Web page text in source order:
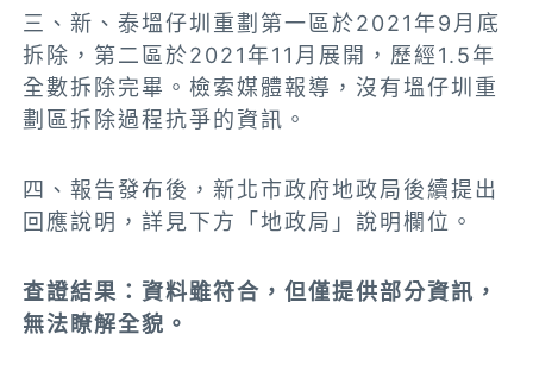
三、新、泰塭仔圳重劃第一區於2021年9月 底
拆除，第二區於2021年11月展開，歷經1.5年
全數拆除完畢。檢索媒體報導，沒有塭仔圳重
劃區拆除過程抗爭的資訊。
四、報告發布後，新北市政府地政局後續提出
回應說明，詳見下方「地政局」說明欄位。
查證結果：資料雖符合，但僅提供部分資訊，
無法瞭解全貌。